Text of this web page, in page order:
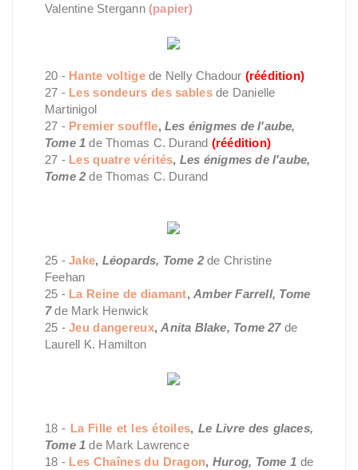
Valentine Stergann (papier)
20 - Hante voltige de Nelly Chadour (réédition)
27 - Les sondeurs des sablesde Danielle
Martinigol
27 - Premier souffle, Les énigmes de l'aube,
Tome 1 de Thomas C. Durand (réédition)
27 - Les quatre vérités, Les énigmes de l'aube,
Tome 2 de Thomas C. Durand
25 -Jake, Léopards, Tome 2 de Christine
Feehan
25 - La Reine de diamant,Amber Farrell, Tome
7de Mark Henwick
25 -Jeu dangereux,Anita Blake, Tome 27de
Laurell K. Hamilton
18 - La Fille et les étoiles, Le Livre des glaces,
Tome 1de Mark Lawrence
18 - Les Chaînes du Dragon,Hurog, Tome 1 de